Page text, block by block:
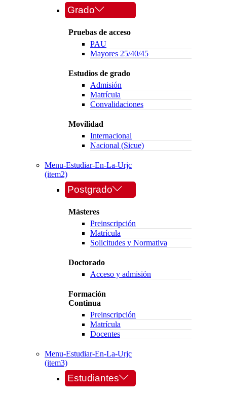
Grado
Pruebas de acceso
PAU
Mayores 25/40/45
Estudios de grado
Admisión
Matrícula
Convalidaciones
Movilidad
Internacional
Nacional (Sicue)
Menu-Estudiar-En-La-Urjc
(item2)
Postgrado
Másteres
Preinscripción
Matrícula
Solicitudes y Normativa
Doctorado
Acceso y admisión
Formación
Continua
Preinscripción
Matrícula
Docentes
Menu-Estudiar-En-La-Urjc
(item3)
Estudiantes